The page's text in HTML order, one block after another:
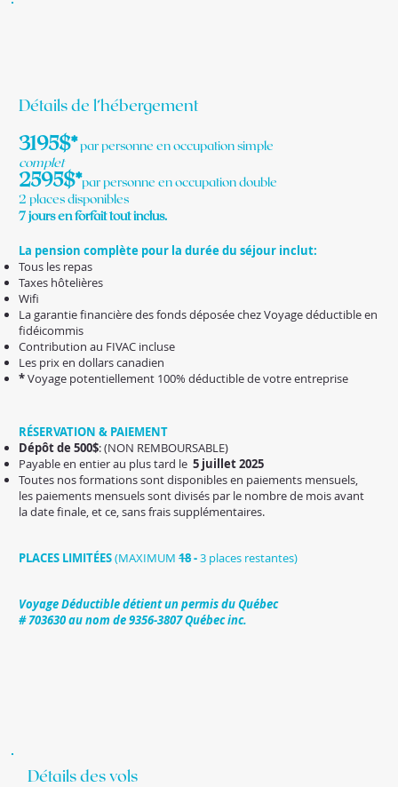
Détails de l’hébergement
3195$*par personne en occupation simple
complet
2595$*par personne en occupation double
2 places disponibles
7 jours en forfait tout inclus.
La pension complète pour la durée du séjour inclut:
Tous les repas
Taxes hôtelières
Wifi
La garantie financière des fonds déposée chez Voyage déductible en
fidéicommis
Contribution au FIVAC incluse
Les prix en dollars canadien
*Voyage potentiellement 100% déductible de votre entreprise
RÉSERVATION & PAIEMENT
Dépôt de 500$: (NON REMBOURSABLE)
Payable en entier au plus tard le 5 juillet 2025
Toutes nos formations sont disponibles en paiements mensuels,
les paiements mensuels sont divisés par le nombre de mois avant
la date finale, et ce, sans frais supplémentaires.
PLACES LIMITÉES(MAXIMUM18-3 places restantes)
Voyage Déductible détient un permis du Québec
# 703630 au nom de 9356-3807 Québec inc.
Détails des vols